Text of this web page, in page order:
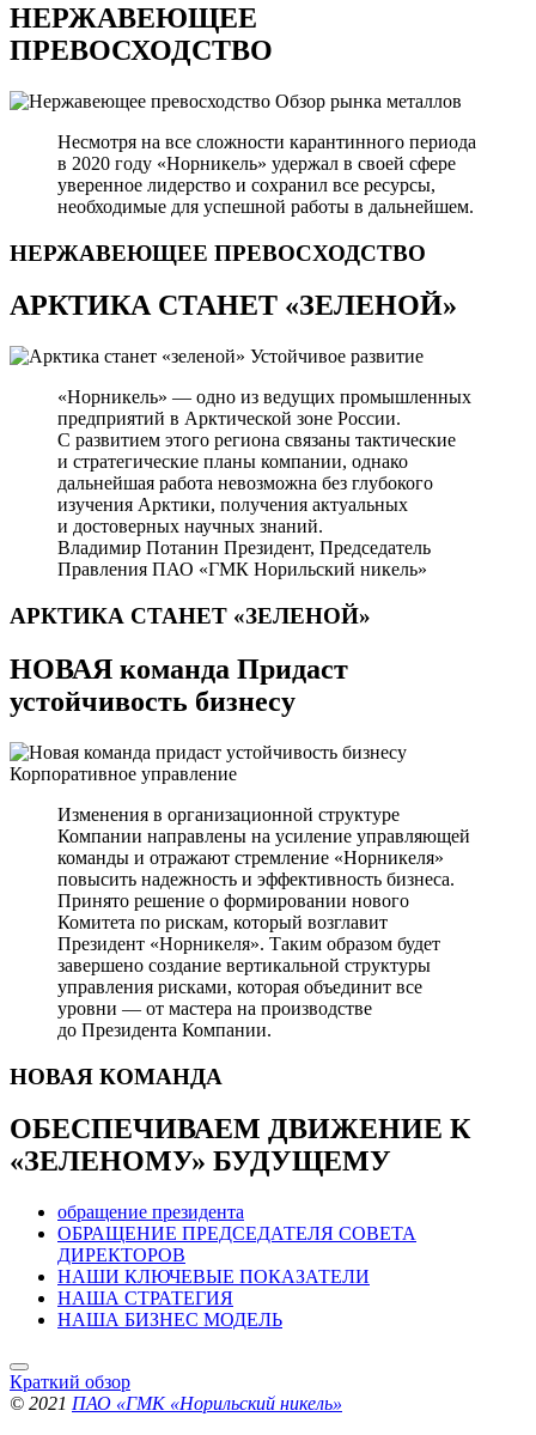
НЕРЖАВЕЮЩЕЕ
ПРЕВОСХОДСТВО
Обзор рынка металлов
Несмотря на все сложности карантинного периода
в 2020 году «Норникель» удержал в своей сфере
уверенное лидерство и сохранил все ресурсы,
необходимые для успешной работы в дальнейшем.
НЕРЖАВЕЮЩЕЕ ПРЕВОСХОДСТВО
АРКТИКА СТАНЕТ «ЗЕЛЕНОЙ»
Устойчивое развитие
«Норникель» — одно из ведущих промышленных
предприятий в Арктической зоне России.
С развитием этого региона связаны тактические
и стратегические планы компании, однако
дальнейшая работа невозможна без глубокого
изучения Арктики, получения актуальных
и достоверных научных знаний.
Владимир Потанин Президент, Председатель
Правления ПАО «ГМК Норильский никель»
АРКТИКА СТАНЕТ «ЗЕЛЕНОЙ»
НОВАЯ команда Придаст
устойчивость бизнесу
Корпоративное управление
Изменения в организационной структуре
Компании направлены на усиление управляющей
команды и отражают стремление «Норникеля»
повысить надежность и эффективность бизнеса.
Принято решение о формировании нового
Комитета по рискам, который возглавит
Президент «Норникеля». Таким образом будет
завершено создание вертикальной структуры
управления рисками, которая объединит все
уровни — от мастера на производстве
до Президента Компании.
НОВАЯ КОМАНДА
ОБЕСПЕЧИВАЕМ ДВИЖЕНИЕ К
«ЗЕЛЕНОМУ» БУДУЩЕМУ
обращение президента
ОБРАЩЕНИЕ ПРЕДСЕДАТЕЛЯ СОВЕТА
ДИРЕКТОРОВ
НАШИ КЛЮЧЕВЫЕ ПОКАЗАТЕЛИ
НАША СТРАТЕГИЯ
НАША БИЗНЕС МОДЕЛЬ
Краткий обзор
© 2021 ПАО «ГМК «Норильский никель»